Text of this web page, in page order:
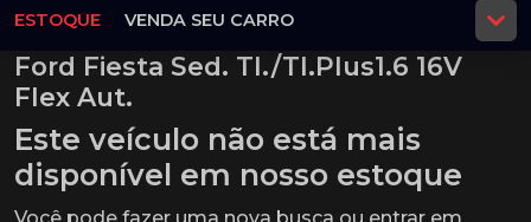
ESTOQUE VENDA SEU CARRO
Ford Fiesta Sed. TI./TI.Plus1.6 16V
Flex Aut.
Este veículo não está mais
disponível em nosso estoque